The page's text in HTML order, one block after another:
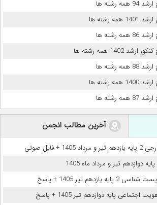
رشته ها
رشته ها
رشته ها
1402 همه رشته ها
رشته ها
رشته ها
رشته ها
آخرین مطالب انجمن
+ فایل صوتی
دوازدهم تیر و مرداد ماه 1405
یازدهم تیر 1405 + پاسخ
پایه دوازدهم تیر 1405 + پاسخ